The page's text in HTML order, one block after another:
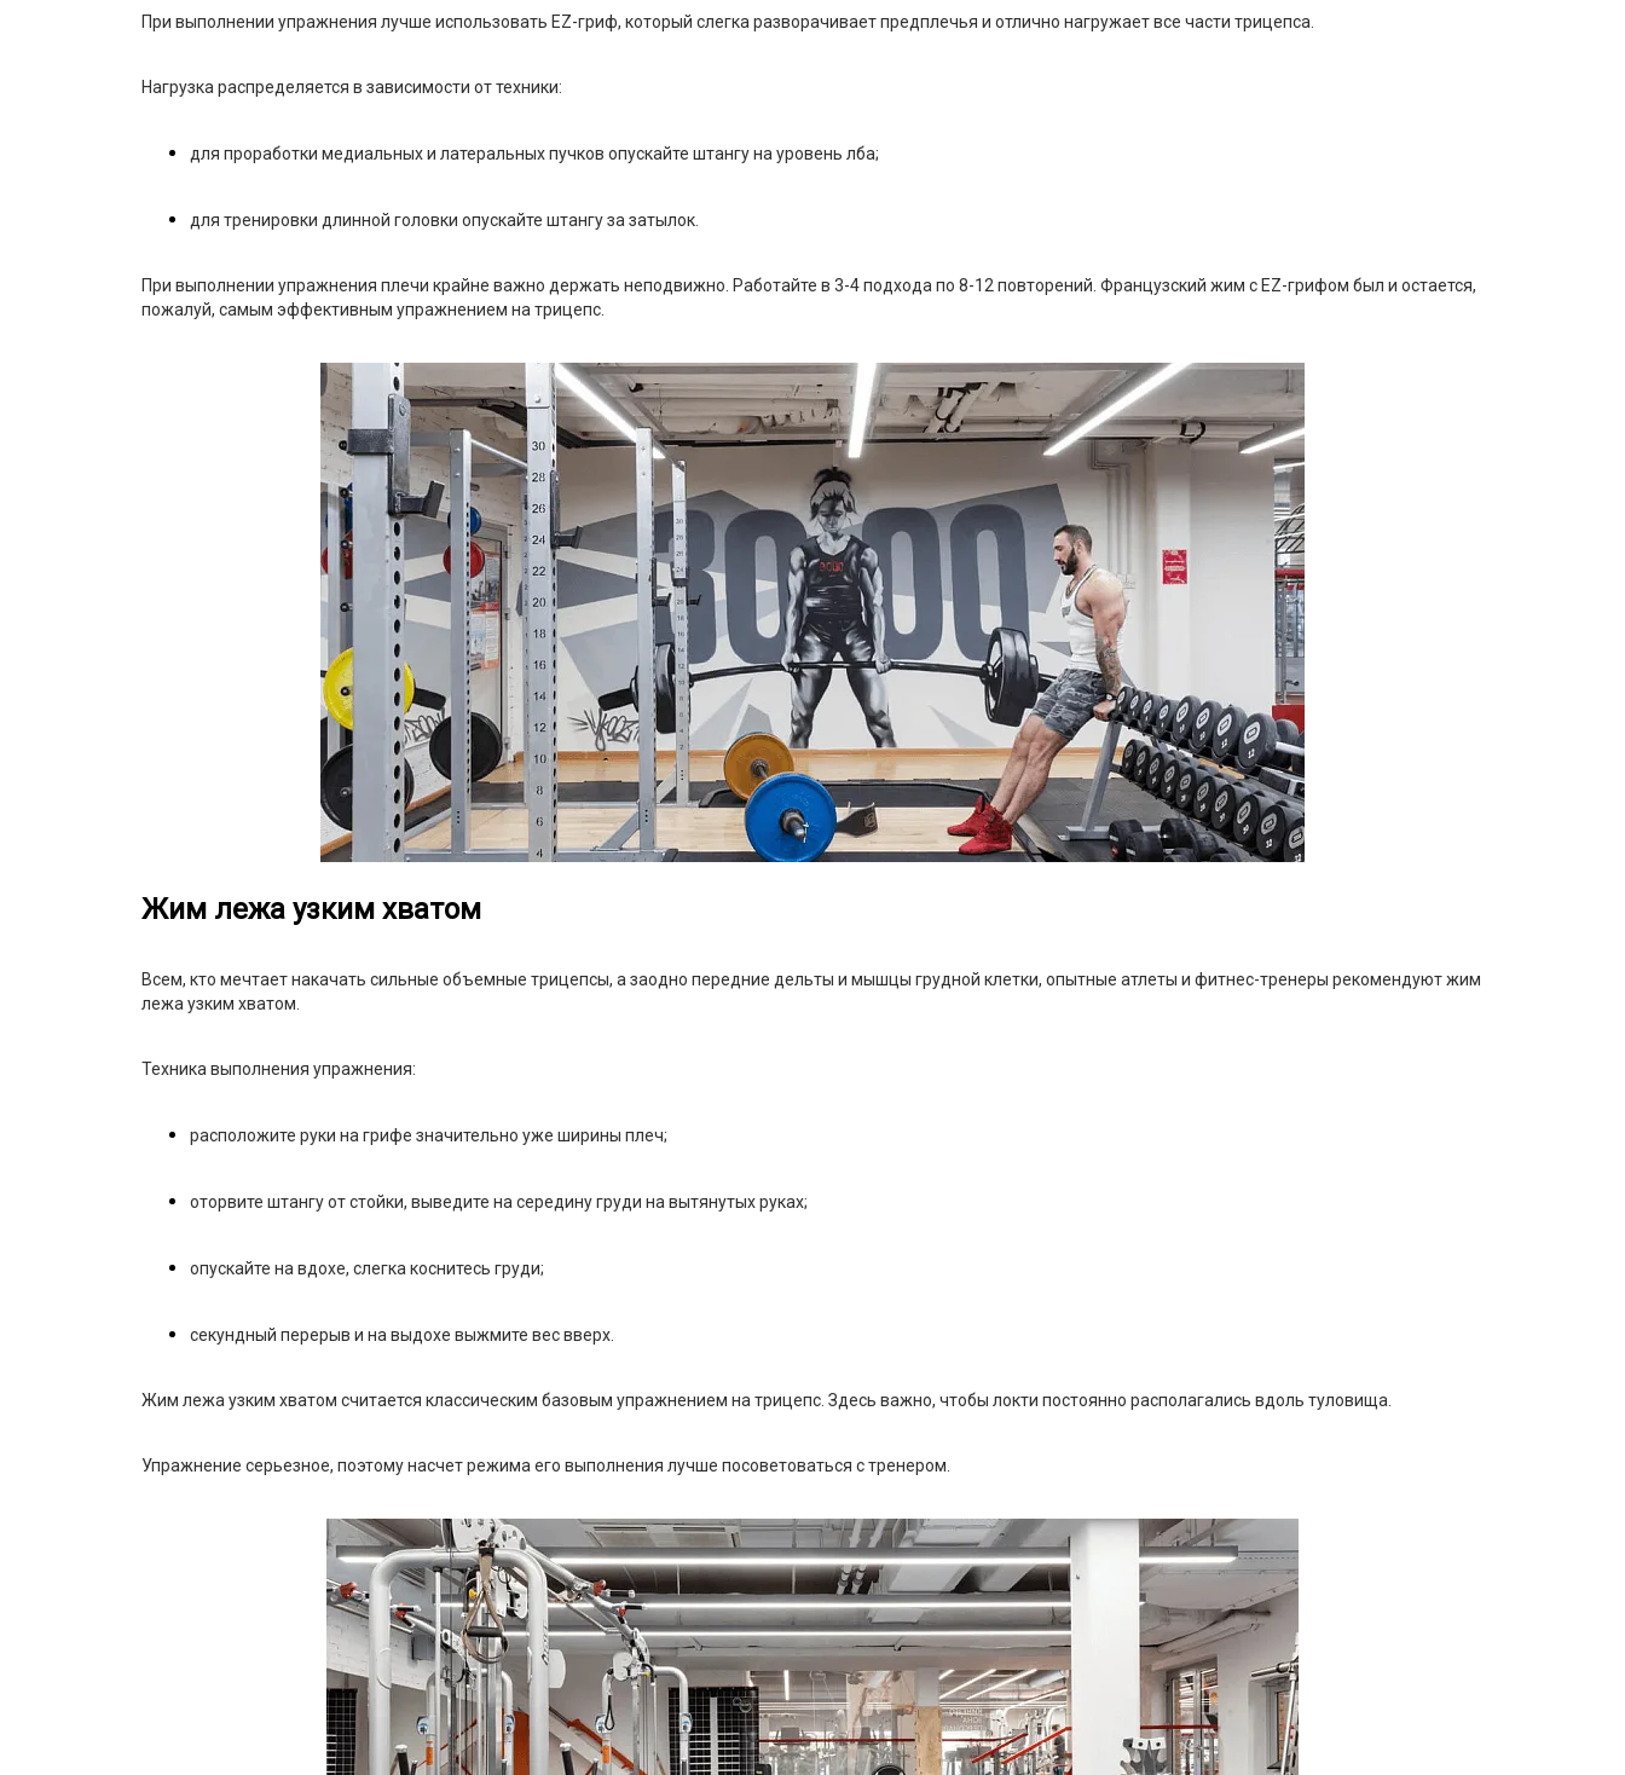
При выполнении упражнения лучше использовать EZ-гриф, который слегка разворачивает предплечья и отлично нагружает все части трицепса.
Нагрузка распределяется в зависимости от техники:
для проработки медиальных и латеральных пучков опускайте штангу на уровень лба;
для тренировки длинной головки опускайте штангу за затылок.
При выполнении упражнения плечи крайне важно держать неподвижно. Работайте в 3-4 подхода по 8-12 повторений. Французский жим с EZ-грифом был и остается,
пожалуй, самым эффективным упражнением на трицепс.
Жим лежа узким хватом
Всем, кто мечтает накачать сильные объемные трицепсы, а заодно передние дельты и мышцы грудной клетки, опытные атлеты и фитнес-тренеры рекомендуют жим
лежа узким хватом.
Техника выполнения упражнения:
расположите руки на грифе значительно уже ширины плеч;
оторвите штангу от стойки, выведите на середину груди на вытянутых руках;
опускайте на вдохе, слегка коснитесь груди;
секундный перерыв и на выдохе выжмите вес вверх.
Жим лежа узким хватом считается классическим базовым упражнением на трицепс. Здесь важно, чтобы локти постоянно располагались вдоль туловища.
Упражнение серьезное, поэтому насчет режима его выполнения лучше посоветоваться с тренером.